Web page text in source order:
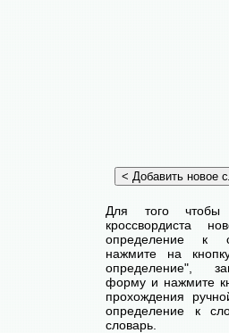
Для того чтобы
кроссвордиста
определение к
нажмите на
определение",
форму и нажмите
прохождения
определение к
словарь.